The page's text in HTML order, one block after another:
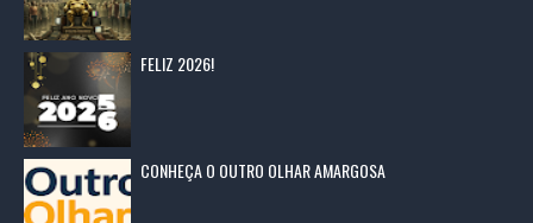
FELIZ 2026!
CONHEÇA O OUTRO OLHAR AMARGOSA